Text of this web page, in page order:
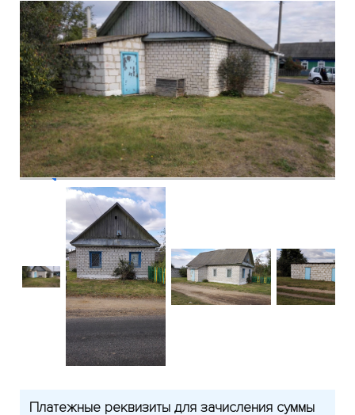
Платежные реквизиты для зачисления суммы